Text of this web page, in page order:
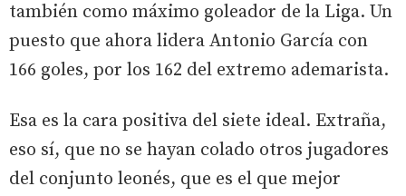
también como máximo goleador de la Liga. Un
puesto que ahora lidera Antonio García con
166 goles, por los 162 del extremo ademarista.
Esa es la cara positiva del siete ideal. Extraña,
eso sí, que no se hayan colado otros jugadores
del conjunto leonés, que es el que mejor